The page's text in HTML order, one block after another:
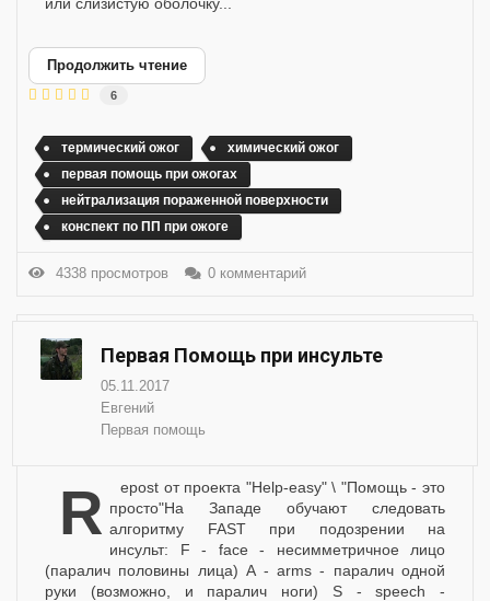
Продолжить чтение
6
термический ожог
химический ожог
первая помощь при ожогах
нейтрализация пораженной поверхности
конспект по ПП при ожоге
4338 просмотров 0 комментарий
Первая Помощь при инсульте
05.11.2017
Евгений
Первая помощь
Repost от проекта "Help-easy" \ "Помощь - это просто"На Западе обучают следовать
алгоритму FAST при подозрении на
инсульт: F - face - несимметричное лицо
(паралич половины лица) A - arms - паралич одной
руки (возможно, и паралич ноги) S - speech -